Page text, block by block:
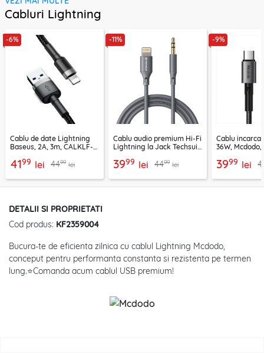
Cabluri Lightning
-6%
Cablu de date Lightning
Baseus, 2A, 3m, CALKLF-
4199 lei 4499 lei
-11%
Cablu audio premium Hi-Fi
Lightning la Jack Techsuit
3999 lei 4499 lei
-9%
Cablu
36W, Mcdodo,
3999 lei
DETALII SI PROPRIETATI
Cod produs: KF2359004
Bucura-te de eficienta zilnica cu cablul Lightning Mcdodo,
conceput pentru performanta constanta si rezistenta pe termen
lung.⭐Comanda acum cablul USB premium!